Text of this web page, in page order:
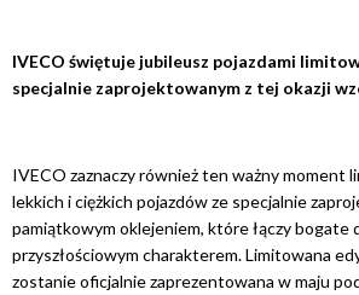
IVECO świętuje jubileusz pojazdami
specjalnie zaprojektowanym z tej okazji
IVECO zaznaczy również ten ważny moment
lekkich i ciężkich pojazdów ze specjalnie
pamiątkowym oklejeniem, które łączy bogate
przyszłościowym charakterem. Limitowana
zostanie oficjalnie zaprezentowana w maju